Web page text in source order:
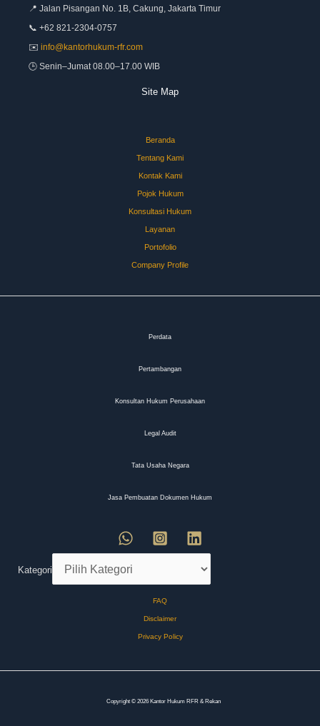
📍 Jalan Pisangan No. 1B, Cakung, Jakarta Timur
📞 +62 821-2304-0757
✉️ info@kantorhukum-rfr.com
🕒 Senin–Jumat 08.00–17.00 WIB
Site Map
Beranda
Tentang Kami
Kontak Kami
Pojok Hukum
Konsultasi Hukum
Layanan
Portofolio
Company Profile
Perdata
Pertambangan
Konsultan Hukum Perusahaan
Legal Audit
Tata Usaha Negara
Jasa Pembuatan Dokumen Hukum
Kategori
FAQ
Disclaimer
Privacy Policy
Copyright © 2026 Kantor Hukum RFR & Rekan